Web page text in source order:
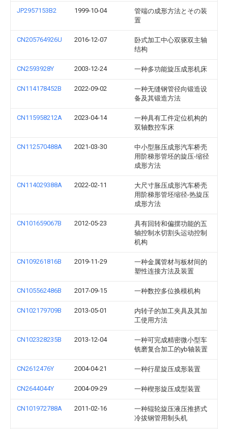
JP2957153B2 1999-10-04
管端の成形方法とその装
置
CN205764926U 2016-12-07
卧式加工中心双驱双主轴
结构
CN2593928Y 2003-12-24 一种多功能旋压成形机床
CN114178452B 2022-09-02
一种无缝钢管径向锻造设
备及其锻造方法
CN115958212A 2023-04-14
一种具有工件定位机构的
双轴数控车床
CN112570488A 2021-03-30
中小型胀压成形汽车桥壳
用阶梯形管坯的旋压-缩径
成形方法
CN114029388A 2022-02-11
大尺寸胀压成形汽车桥壳
用阶梯形管坯缩径-热旋压
成形方法
CN101659067B 2012-05-23
具有回转和偏摆功能的五
轴控制水切割头运动控制
机构
CN109261816B 2019-11-29
一种金属管材与板材间的
塑性连接方法及装置
CN105562486B 2017-09-15 一种数控多位换模机构
CN102179709B 2013-05-01
内转子的加工夹具及其加
工使用方法
CN102328235B 2013-12-04
一种可完成精密微小型车
铣磨复合加工的yb轴装置
CN2612476Y 2004-04-21 一种行星旋压成形装置
CN2644044Y 2004-09-29 一种楔形旋压成型装置
CN101972788A 2011-02-16
一种辊轮旋压液压推挤式
冷拔钢管用制头机